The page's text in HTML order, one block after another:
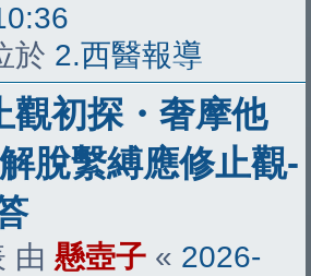
於 2.西醫報導
觀初探・奢摩他
脫繫縛應修止觀-
由 懸壺子 « 2026-